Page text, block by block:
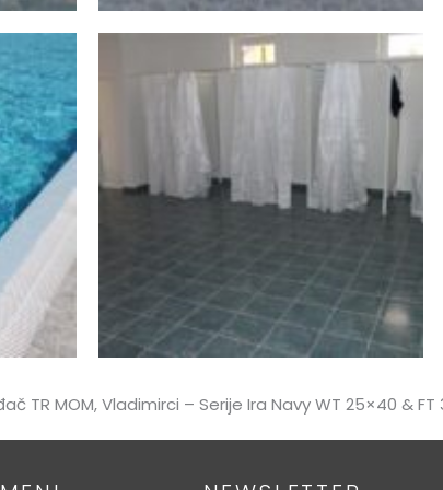
TR MOM, Vladimirci – Serije Ira Navy WT 25×40 &